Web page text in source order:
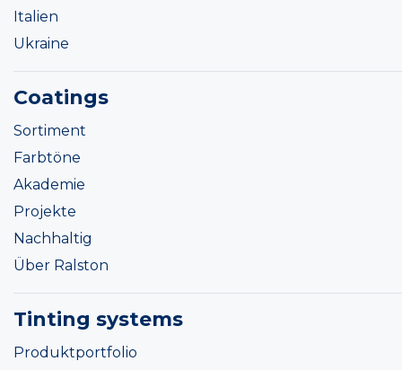
Italien
Ukraine
Coatings
Sortiment
Farbtöne
Akademie
Projekte
Nachhaltig
Über Ralston
Tinting systems
Produktportfolio